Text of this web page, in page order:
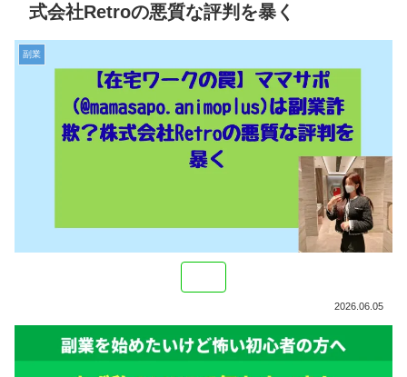
式会社Retroの悪質な評判を暴く
副業
2026.06.05